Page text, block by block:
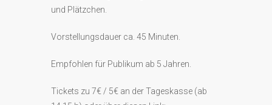
und Plätzchen.
Vorstellungsdauer ca. 45 Minuten.
Empfohlen für Publikum ab 5 Jahren.
Tickets zu 7€ / 5€ an der Tageskasse (ab